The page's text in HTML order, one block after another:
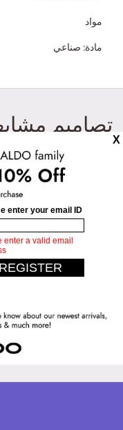
مواد
مادة: صناعي
تصاميم